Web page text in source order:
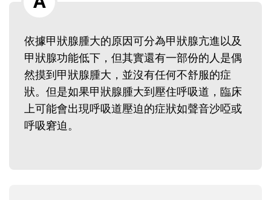
依據甲狀腺腫大的原因可分為甲狀腺亢進以及
甲狀腺功能低下，但其實還有一部份的人是偶
然摸到甲狀腺腫大，並沒有任何不舒服的症
狀。但是如果甲狀腺腫大到壓住呼吸道，臨床
上可能會出現呼吸道壓迫的症狀如聲音沙啞或
呼吸窘迫。